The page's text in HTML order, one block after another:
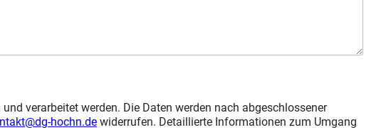
verarbeitet werden. Die Daten werden nach abgeschlossener
hochn.de widerrufen. Detaillierte Informationen zum Umgang